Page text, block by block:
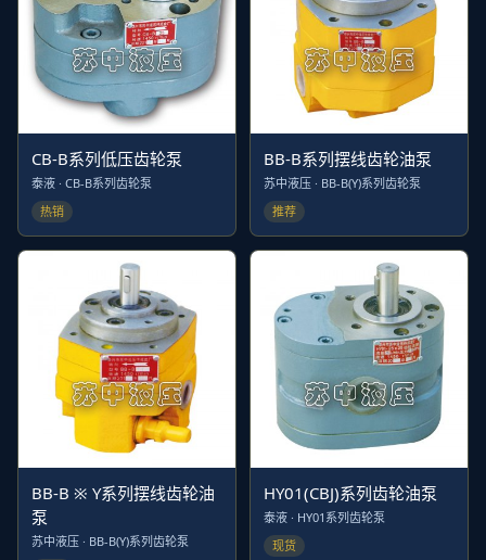
CB-B系列低压齿轮泵
泰液 · CB-B系列齿轮泵
热销
BB-B系列摆线齿轮油泵
苏中液压 · BB-B(Y)系列齿轮泵
推荐
BB-B ※ Y系列摆线齿轮油
泵
苏中液压 · BB-B(Y)系列齿轮泵
HY01(CBJ)系列齿轮油泵
泰液 · HY01系列齿轮泵
现货